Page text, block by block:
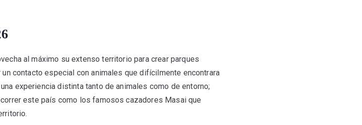
al máximo su extenso territorio para crear parques
contacto especial con animales que difícilmente encontrara
experiencia distinta tanto de animales como de entorno;
este país como los famosos cazadores Masai que